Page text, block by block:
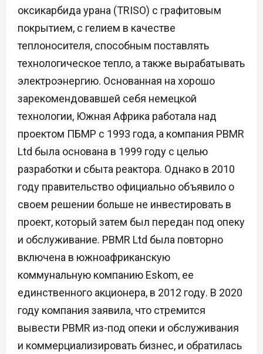
оксикарбида урана (TRISO) с графитовым
покрытием, с гелием в качестве
теплоносителя, способным поставлять
технологическое тепло, а также вырабатывать
электроэнергию. Основанная на хорошо
зарекомендовавшей себя немецкой
технологии, Южная Африка работала над
проектом ПБМР с 1993 года, а компания PBMR
Ltd была основана в 1999 году с целью
разработки и сбыта реактора. Однако в 2010
году правительство официально объявило о
своем решении больше не инвестировать в
проект, который затем был передан под опеку
и обслуживание. PBMR Ltd была повторно
включена в южноафриканскую
коммунальную компанию Eskom, ее
единственного акционера, в 2012 году. В 2020
году компания заявила, что стремится
вывести PBMR из-под опеки и обслуживания
и коммерциализировать бизнес, и обратилась